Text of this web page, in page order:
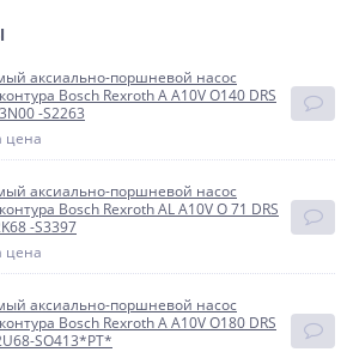
аксиально-поршневой насос
Bosch Rexroth A A10V O140 DRS
-S2263
цена
аксиально-поршневой насос
Bosch Rexroth AL A10V O 71 DRS
-S3397
цена
аксиально-поршневой насос
Bosch Rexroth A A10V O180 DRS
SO413*PT*